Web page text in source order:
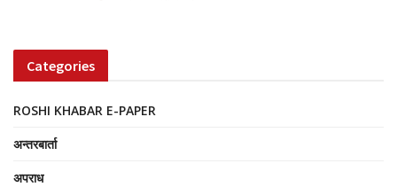
Categories
ROSHI KHABAR E-PAPER
अन्तरबार्ता
अपराध